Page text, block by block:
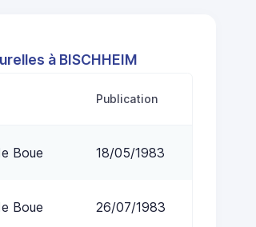
à BISCHHEIM
Publication
Boue 18/05/1983
Boue 26/07/1983